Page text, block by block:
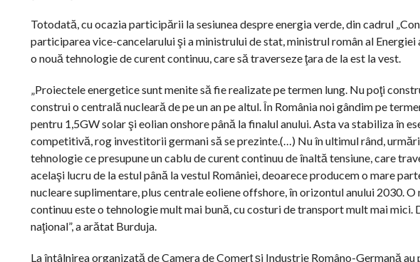
Totodată, cu ocazia participării la sesiunea despre energia verde, din cadrul
participarea vice-cancelarului şi a ministrului de stat, ministrul român al
o nouă tehnologie de curent continuu, care să traverseze ţara de la est la vest.
„Proiectele energetice sunt menite să fie realizate pe termen lung. Nu poţi
construi o centrală nucleară de pe un an pe altul. În România noi gândim pe
pentru 1,5GW solar şi eolian onshore până la finalul anului. Asta va stabiliza în
competitivă, rog investitorii germani să se prezinte.(…) Nu în ultimul rând,
tehnologie ce presupune un cablu de curent continuu de înaltă tensiune, care
acelaşi lucru de la estul până la vestul României, deoarece producem o mare
nucleare suplimentare, plus centrale eoliene offshore, în orizontul anului 2030.
continuu este o tehnologie mult mai bună, cu costuri de transport mult mai mici.
naţional”, a arătat Burduja.
La întâlnirea organizată de Camera de Comerţ şi Industrie Româno-Germană